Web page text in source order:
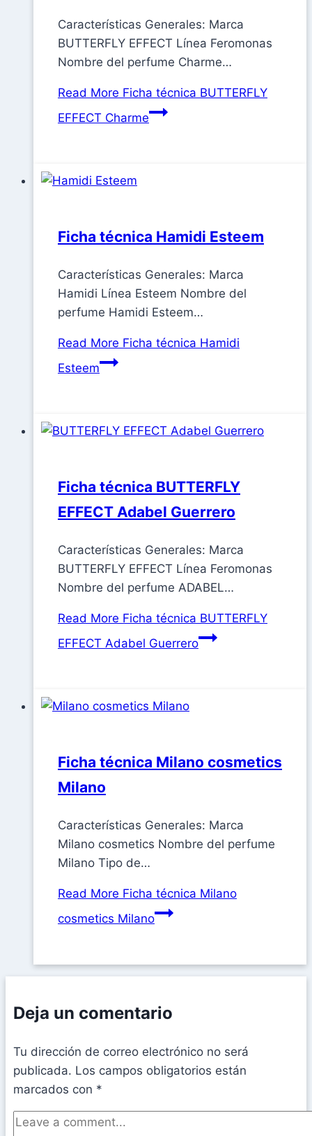
Características Generales: Marca
BUTTERFLY EFFECT Línea Feromonas
Nombre del perfume Charme…
Read More Ficha técnica BUTTERFLY
EFFECT Charme
Ficha técnica Hamidi Esteem
Características Generales: Marca
Hamidi Línea Esteem Nombre del
perfume Hamidi Esteem…
Read More Ficha técnica Hamidi
Esteem
Ficha técnica BUTTERFLY
EFFECT Adabel Guerrero
Características Generales: Marca
BUTTERFLY EFFECT Línea Feromonas
Nombre del perfume ADABEL…
Read More Ficha técnica BUTTERFLY
EFFECT Adabel Guerrero
Ficha técnica Milano cosmetics
Milano
Características Generales: Marca
Milano cosmetics Nombre del perfume
Milano Tipo de…
Read More Ficha técnica Milano
cosmetics Milano
Deja un comentario
Tu dirección de correo electrónico no será
publicada. Los campos obligatorios están
marcados con *